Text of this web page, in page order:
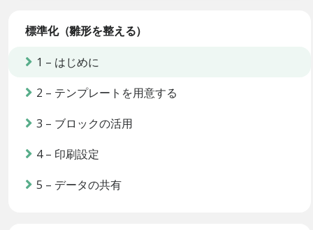
標準化（雛形を整える）
1 – はじめに
2 – テンプレートを用意する
3 – ブロックの活用
4 – 印刷設定
5 – データの共有